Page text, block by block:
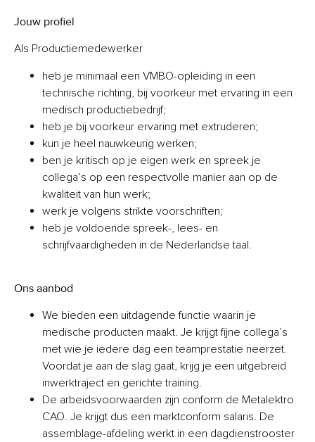
Jouw profiel
Als Productiemedewerker
heb je minimaal een VMBO-opleiding in een
technische richting, bij voorkeur met ervaring in een
medisch productiebedrijf;
heb je bij voorkeur ervaring met extruderen;
kun je heel nauwkeurig werken;
ben je kritisch op je eigen werk en spreek je
collega’s op een respectvolle manier aan op de
kwaliteit van hun werk;
werk je volgens strikte voorschriften;
heb je voldoende spreek-, lees- en
schrijfvaardigheden in de Nederlandse taal.
Ons aanbod
We bieden een uitdagende functie waarin je
medische producten maakt. Je krijgt fijne collega’s
met wie je iedere dag een teamprestatie neerzet.
Voordat je aan de slag gaat, krijg je een uitgebreid
inwerktraject en gerichte training.
De arbeidsvoorwaarden zijn conform de Metalektro
CAO. Je krijgt dus een marktconform salaris. De
assemblage-afdeling werkt in een dagdienstrooster